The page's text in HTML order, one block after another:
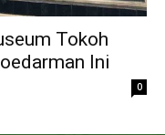
Tokoh
Ini
0